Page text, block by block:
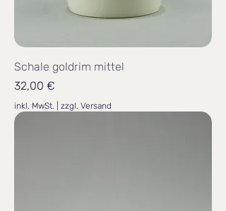
Schale goldrim mittel
Preis
32,00 €
inkl. MwSt. zzgl. Versand